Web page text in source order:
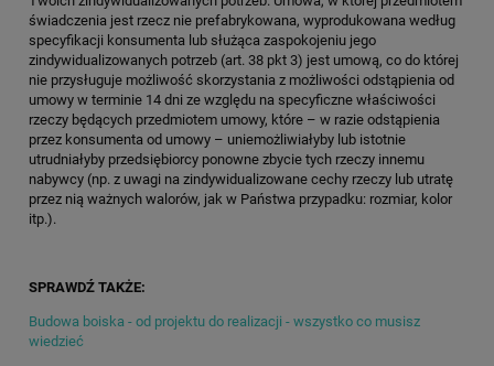
świadczenia jest rzecz nie prefabrykowana, wyprodukowana według
specyfikacji konsumenta lub służąca zaspokojeniu jego
zindywidualizowanych potrzeb (art. 38 pkt 3) jest umową, co do której
nie przysługuje możliwość skorzystania z możliwości odstąpienia od
umowy w terminie 14 dni ze względu na specyficzne właściwości
rzeczy będących przedmiotem umowy, które – w razie odstąpienia
przez konsumenta od umowy – uniemożliwiałyby lub istotnie
utrudniałyby przedsiębiorcy ponowne zbycie tych rzeczy innemu
nabywcy (np. z uwagi na zindywidualizowane cechy rzeczy lub utratę
przez nią ważnych walorów, jak w Państwa przypadku: rozmiar, kolor
itp.).
SPRAWDŹ TAKŻE:
Budowa boiska - od projektu do realizacji - wszystko co musisz
wiedzieć